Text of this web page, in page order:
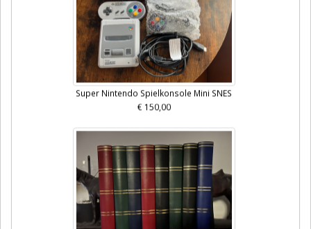
Super Nintendo Spielkonsole Mini SNES
€ 150,00